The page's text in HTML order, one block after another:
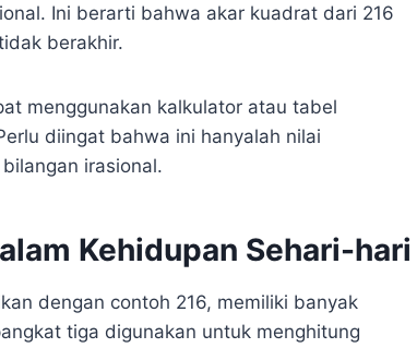
Ini berarti bahwa akar kuadrat dari 216
berakhir.
menggunakan kalkulator atau tabel
diingat bahwa ini hanyalah nilai
irasional.
Kehidupan Sehari-hari
dengan contoh 216, memiliki banyak
tiga digunakan untuk menghitung